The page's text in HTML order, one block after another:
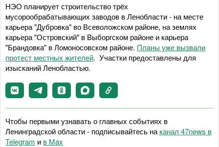
НЭО планирует строительство трёх
мусорообрабатывающих заводов в Ленобласти - на месте
карьера "Дубровка" во Всеволожском районе, на землях
карьера "Островский" в Выборгском районе и карьера
"Брандовка" в Ломоносовском районе. Планы уже вызвали
протест местных жителей. Участки предоставлены для
изысканий Ленобластью.
Чтобы первыми узнавать о главных событиях в
Ленинградской области - подписывайтесь на канал 47news в
Telegram и в Maх